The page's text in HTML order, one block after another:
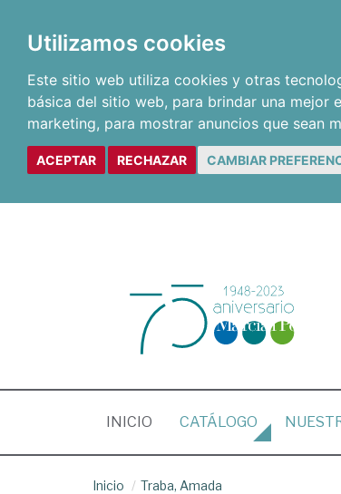
Utilizamos cookies
Este sitio web utiliza cookies y otras
básica del sitio web, para brindar una mejor
marketing, para mostrar anuncios que sean
ACEPTAR RECHAZAR CAMBIAR
INICIO (CURRENT)
CATÁLOGO
Inicio Traba, Amada